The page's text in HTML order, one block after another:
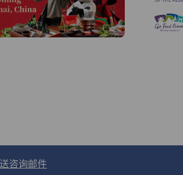
咨询邮件